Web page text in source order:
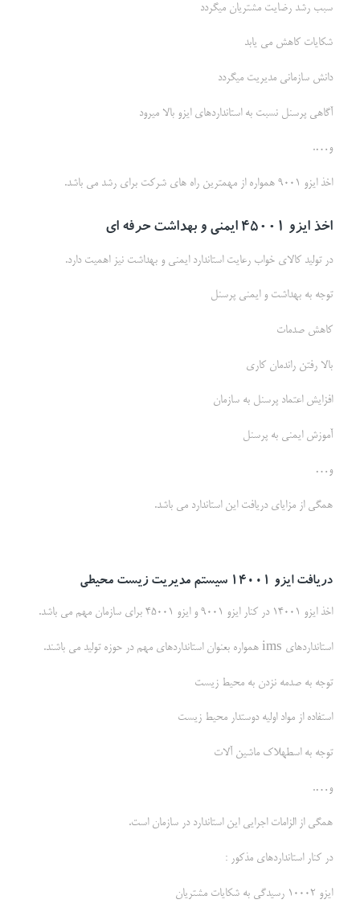
سبب رشد رضایت مشتریان میگردد
شکایات کاهش می یابد
دانش سازمانی مدیریت میگردد
آگاهی پرسنل نسبت به استانداردهای ایزو بالا میرود
و….
اخذ ایزو 9001 همواره از مهمترین راه های شرکت برای رشد می باشد.
اخذ ایزو 45001 ایمنی و بهداشت حرفه ای
در تولید کالای خواب رعایت استاندارد ایمنی و بهداشت نیز اهمیت دارد.
توجه به بهداشت و ایمنی پرسنل
کاهش صدمات
بالا رفتن راندمان کاری
افزایش اعتماد پرسنل به سازمان
آموزش ایمنی به پرسنل
و…
همگی از مزایای دریافت این استاندارد می باشد.
دریافت ایزو 14001 سیستم مدیریت زیست محیطی
اخذ ایزو 14001 در کنار ایزو 9001 و ایزو 45001 برای سازمان مهم می باشد.
استانداردهای ims همواره بعنوان استانداردهای مهم در حوزه تولید می باشند.
توجه به صدمه نزدن به محیط زیست
استفاده از مواد اولیه دوستدار محیط زیست
توجه به اسطهلاک ماشین آلات
و….
همگی از الزامات اجرایی این استاندارد در سازمان است.
در کنار استانداردهای مذکور :
ایزو 10002 رسیدگی به شکایات مشتریان